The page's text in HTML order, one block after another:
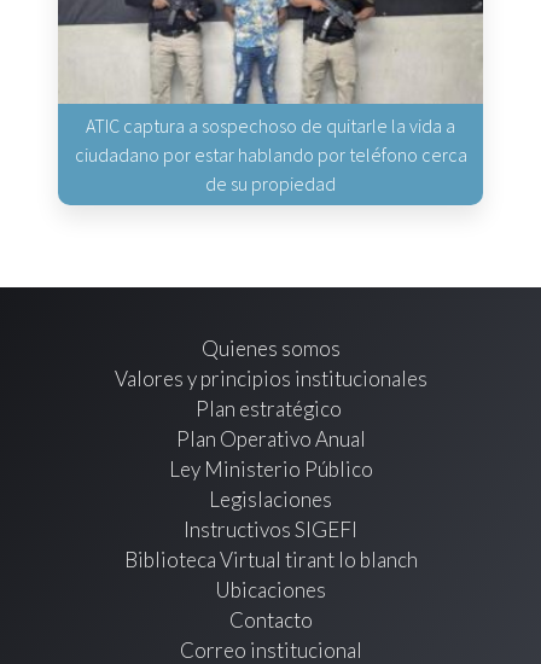
ATIC captura a sospechoso de quitarle la vida a
ciudadano por estar hablando por teléfono cerca
de su propiedad
Quienes somos
Valores y principios institucionales
Plan estratégico
Plan Operativo Anual
Ley Ministerio Público
Legislaciones
Instructivos SIGEFI
Biblioteca Virtual tirant lo blanch
Ubicaciones
Contacto
Correo institucional